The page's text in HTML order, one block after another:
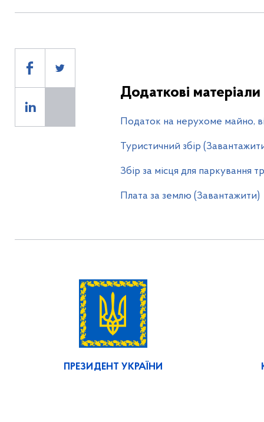
Додаткові матеріали
Податок на нерухоме майно,
Туристичний збір
Збір за місця для паркування
Плата за землю (Завантажити)
ПРЕЗИДЕНТ УКРАЇНИ